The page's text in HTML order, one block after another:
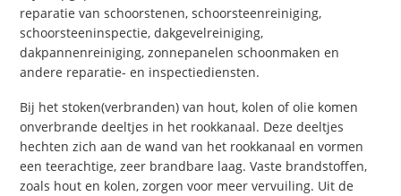
reparatie van schoorstenen, schoorsteenreiniging,
schoorsteeninspectie, dakgevelreiniging,
dakpannenreiniging, zonnepanelen schoonmaken en
andere reparatie- en inspectiediensten.
Bij het stoken(verbranden) van hout, kolen of olie komen
onverbrande deeltjes in het rookkanaal. Deze deeltjes
hechten zich aan de wand van het rookkanaal en vormen
een teerachtige, zeer brandbare laag. Vaste brandstoffen,
zoals hout en kolen, zorgen voor meer vervuiling. Uit de